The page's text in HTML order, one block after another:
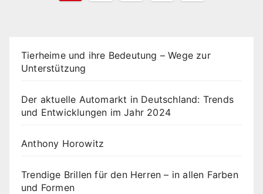
Tierheime und ihre Bedeutung – Wege zur
Unterstützung
Der aktuelle Automarkt in Deutschland: Trends
und Entwicklungen im Jahr 2024
Anthony Horowitz
Trendige Brillen für den Herren – in allen Farben
und Formen